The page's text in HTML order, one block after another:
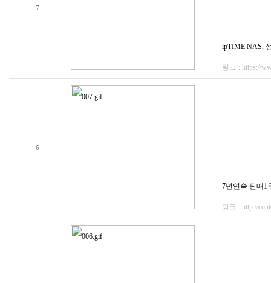
7
ipTIME NAS,
링크 : https://
6
7년연속 판매1
링크 : http://